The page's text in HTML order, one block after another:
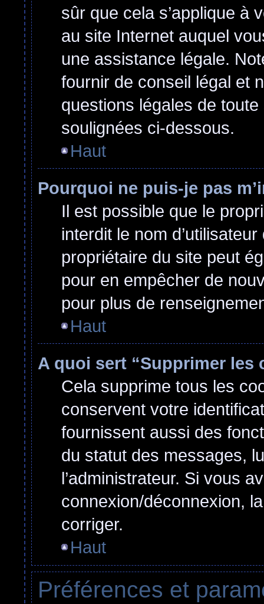
sûr que cela s’applique à
au site Internet auquel
une assistance légale.
fournir de conseil légal et
questions légales de
soulignées ci-dessous.
Haut
Pourquoi ne puis-je pas
Il est possible que le
interdit le nom
propriétaire du site peut
pour en empêcher de
pour plus de
Haut
A quoi sert “Supprimer les
Cela supprime tous les
conservent votre
fournissent aussi des
du statut des messages,
l’administrateur. Si vous
connexion/déconnexion,
corriger.
Haut
Préférences et